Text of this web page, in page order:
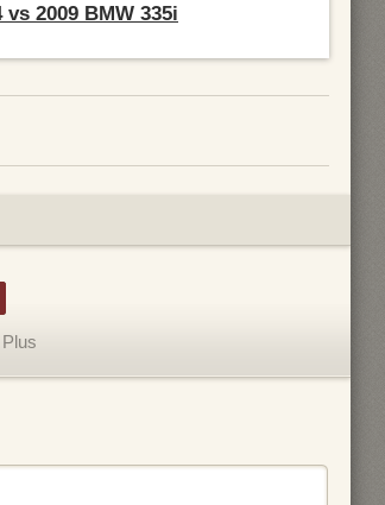
2009 BMW 335i